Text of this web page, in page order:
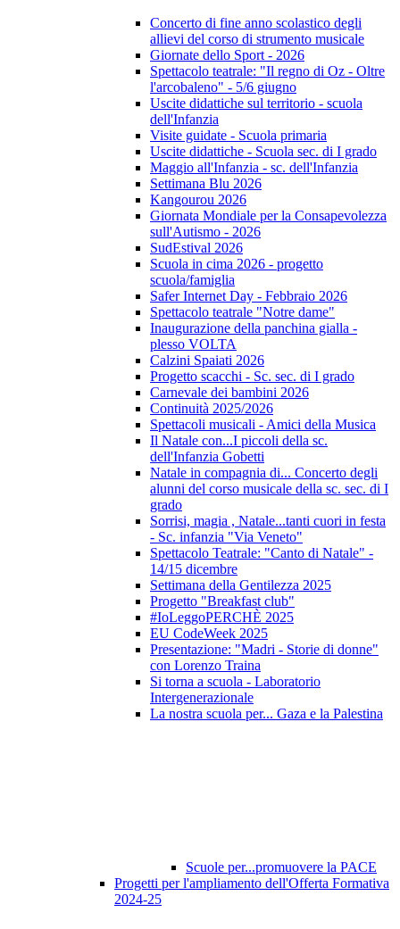
Concerto di fine anno scolastico degli
allievi del corso di strumento musicale
Giornate dello Sport - 2026
Spettacolo teatrale: "Il regno di Oz - Oltre
l'arcobaleno" - 5/6 giugno
Uscite didattiche sul territorio - scuola
dell'Infanzia
Visite guidate - Scuola primaria
Uscite didattiche - Scuola sec. di I grado
Maggio all'Infanzia - sc. dell'Infanzia
Settimana Blu 2026
Kangourou 2026
Giornata Mondiale per la Consapevolezza
sull'Autismo - 2026
SudEstival 2026
Scuola in cima 2026 - progetto
scuola/famiglia
Safer Internet Day - Febbraio 2026
Spettacolo teatrale "Notre dame"
Inaugurazione della panchina gialla -
plesso VOLTA
Calzini Spaiati 2026
Progetto scacchi - Sc. sec. di I grado
Carnevale dei bambini 2026
Continuità 2025/2026
Spettacoli musicali - Amici della Musica
Il Natale con...I piccoli della sc.
dell'Infanzia Gobetti
Natale in compagnia di... Concerto degli
alunni del corso musicale della sc. sec. di I
grado
Sorrisi, magia , Natale...tanti cuori in festa
- Sc. infanzia "Via Veneto"
Spettacolo Teatrale: "Canto di Natale" -
14/15 dicembre
Settimana della Gentilezza 2025
Progetto "Breakfast club"
#IoLeggoPERCHÈ 2025
EU CodeWeek 2025
Presentazione: "Madri - Storie di donne"
con Lorenzo Traina
Si torna a scuola - Laboratorio
Intergenerazionale
La nostra scuola per... Gaza e la Palestina
Scuole per...promuovere la PACE
Progetti per l'ampliamento dell'Offerta Formativa
2024-25